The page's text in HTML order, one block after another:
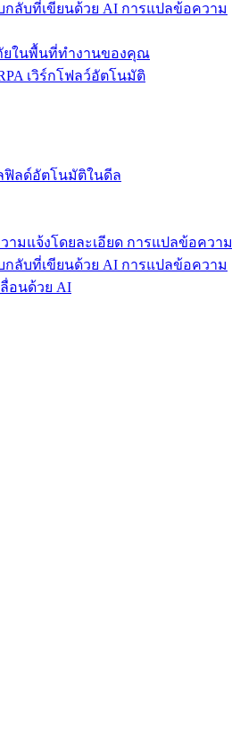
กลับที่เขียนด้วย AI การแปลข้อความ
ยในพื้นที่ทำงานของคุณ
เวิร์กโฟลว์อัตโนมัติ
ฟิลด์อัตโนมัติในดีล
มแจ้งโดยละเอียด การแปลข้อความ
กลับที่เขียนด้วย AI การแปลข้อความ
อนด้วย AI